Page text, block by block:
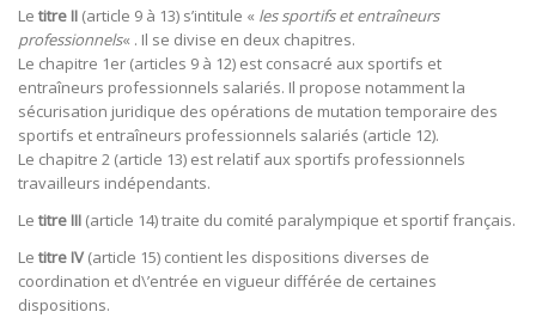
Le titre II (article 9 à 13) s’intitule « les sportifs et entraîneurs
professionnels« . Il se divise en deux chapitres.
Le chapitre 1er (articles 9 à 12) est consacré aux sportifs et
entraîneurs professionnels salariés. Il propose notamment la
sécurisation juridique des opérations de mutation temporaire des
sportifs et entraîneurs professionnels salariés (article 12).
Le chapitre 2 (article 13) est relatif aux sportifs professionnels
travailleurs indépendants.
Le titre III (article 14) traite du comité paralympique et sportif français.
Le titre IV (article 15) contient les dispositions diverses de
coordination et d\’entrée en vigueur différée de certaines
dispositions.